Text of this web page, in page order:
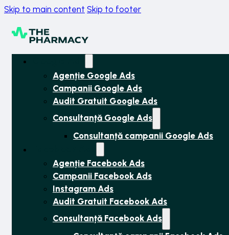
Skip to main content Skip to footer
Agenție Google Ads
Campanii Google Ads
Audit Gratuit Google Ads
Consultanță Google Ads
Consultanță campanii Google Ads
Agenție Facebook Ads
Campanii Facebook Ads
Instagram Ads
Audit Gratuit Facebook Ads
Consultanță Facebook Ads